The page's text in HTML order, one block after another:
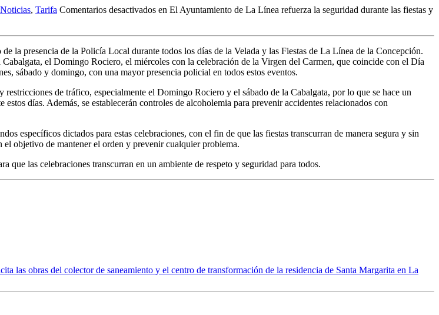
Noticias, Tarifa Comentarios desactivados en El Ayuntamiento de La Línea refuerza la seguridad durante las fiestas y
la presencia de la Policía Local durante todos los días de la Velada y las Fiestas de La Línea de la Concepción.
Cabalgata, el Domingo Rociero, el miércoles con la celebración de la Virgen del Carmen, que coincide con el Día
sábado y domingo, con una mayor presencia policial en todos estos eventos.
de tráfico, especialmente el Domingo Rociero y el sábado de la Cabalgata, por lo que se hace un
días. Además, se establecerán controles de alcoholemia para prevenir accidentes relacionados con
específicos dictados para estas celebraciones, con el fin de que las fiestas transcurran de manera segura y sin
objetivo de mantener el orden y prevenir cualquier problema.
las celebraciones transcurran en un ambiente de respeto y seguridad para todos.
las obras del colector de saneamiento y el centro de transformación de la residencia de Santa Margarita en La